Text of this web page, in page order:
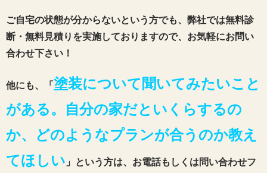
ご自宅の状態が分からないという方でも、弊社では無料診
断・無料見積りを実施しておりますので、お気軽にお問い
合わせ下さい！
他にも、「 塗装について聞いてみたいこと
がある。自分の家だといくらするの
か、どのようなプランが合うのか教え
てほしい 」という方は、お電話もしくは問い合わせフ